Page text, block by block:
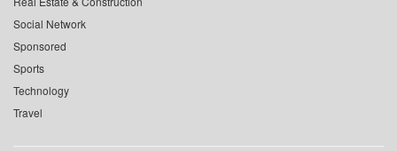
Social Network
Sponsored
Sports
Technology
Travel